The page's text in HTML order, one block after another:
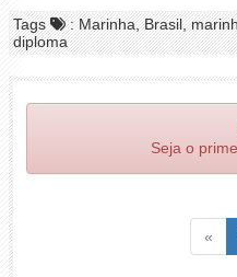
Tags
: Marinha, Brasil,
diploma
Seja o
«